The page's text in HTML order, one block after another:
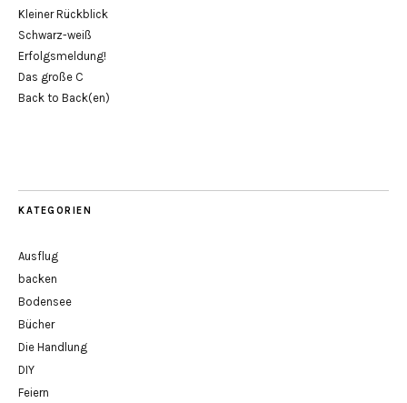
Kleiner Rückblick
Schwarz-weiß
Erfolgsmeldung!
Das große C
Back to Back(en)
KATEGORIEN
Ausflug
backen
Bodensee
Bücher
Die Handlung
DIY
Feiern